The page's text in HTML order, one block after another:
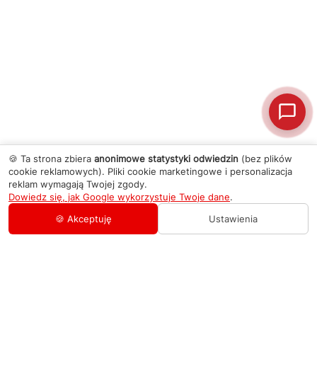
🍪 Ta strona zbiera anonimowe statystyki odwiedzin (bez plików
cookie reklamowych). Pliki cookie marketingowe i personalizacja
reklam wymagają Twojej zgody.
Dowiedz się, jak Google wykorzystuje Twoje dane.
🍪 Akceptuję
Ustawienia